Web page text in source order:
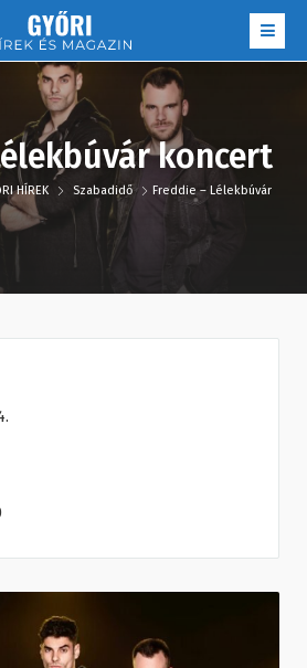
koncert
HÍREK Szabadidő
Freddie – Lélekbúvár